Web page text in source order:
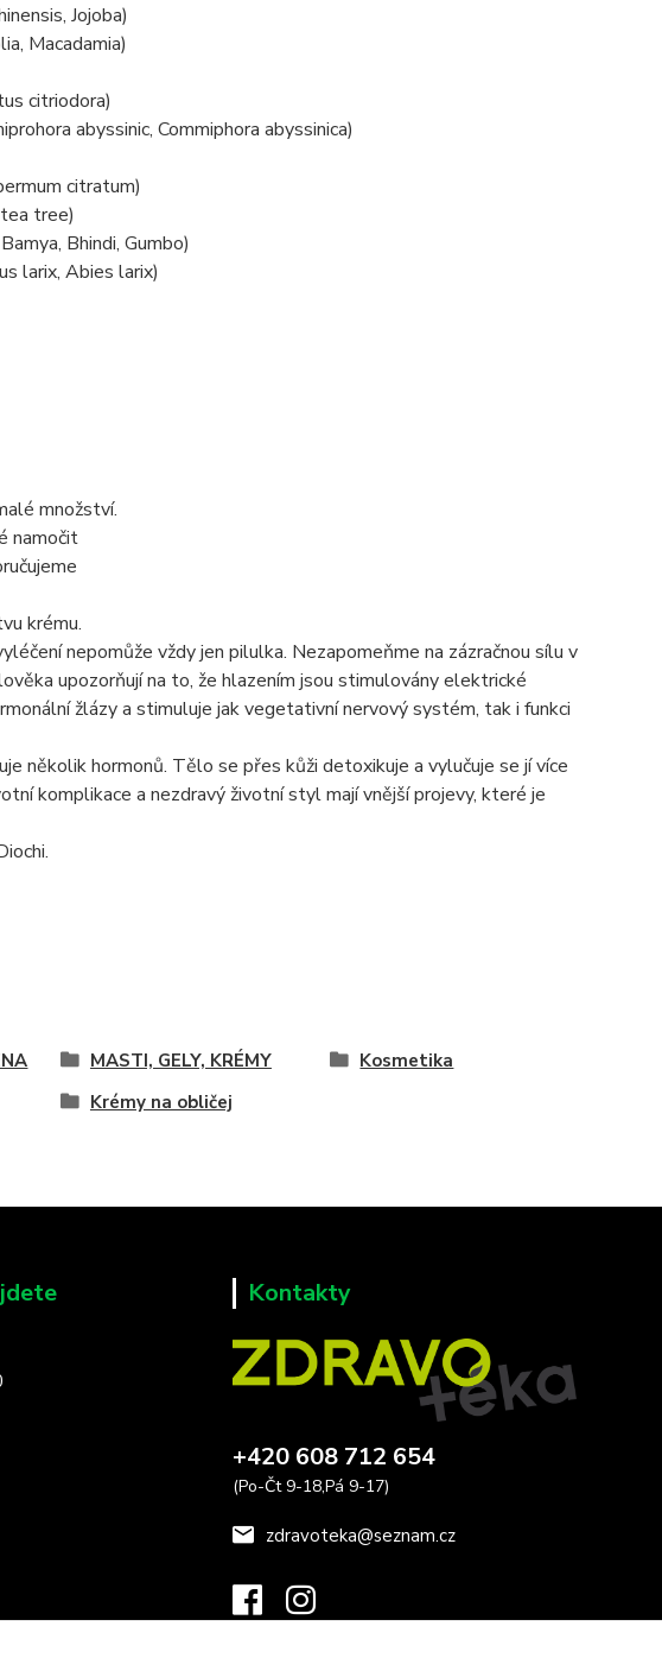
Jojoba)
Macadamia)
citriodora)
abyssinic, Commiphora abyssinica)
citratum)
tree)
Bhindi, Gumbo)
larix, Abies larix)
množství.
namočit
krému.
nepomůže vždy jen pilulka. Nezapomeňme na zázračnou sílu v
upozorňují na to, že hlazením jsou stimulovány elektrické
žlázy a stimuluje jak vegetativní nervový systém, tak i funkci
několik hormonů. Tělo se přes kůži detoxikuje a vylučuje se jí více
komplikace a nezdravý životní styl mají vnější projevy, které je
MASTI, GELY, KRÉMY
Kosmetika
Krémy na obličej
Kontakty
+420 608 712 654
(Po-Čt 9-18,Pá 9-17)
zdravoteka@seznam.cz